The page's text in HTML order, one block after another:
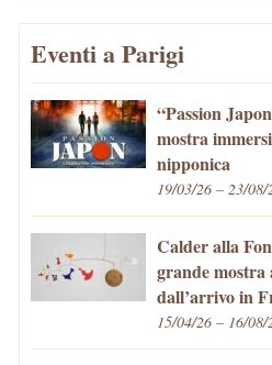
Eventi a Parigi
“Passion
mostra
nipponica
19/03/26 – 23/08/
Calder alla
grande
dall’arrivo in
15/04/26 – 16/08/